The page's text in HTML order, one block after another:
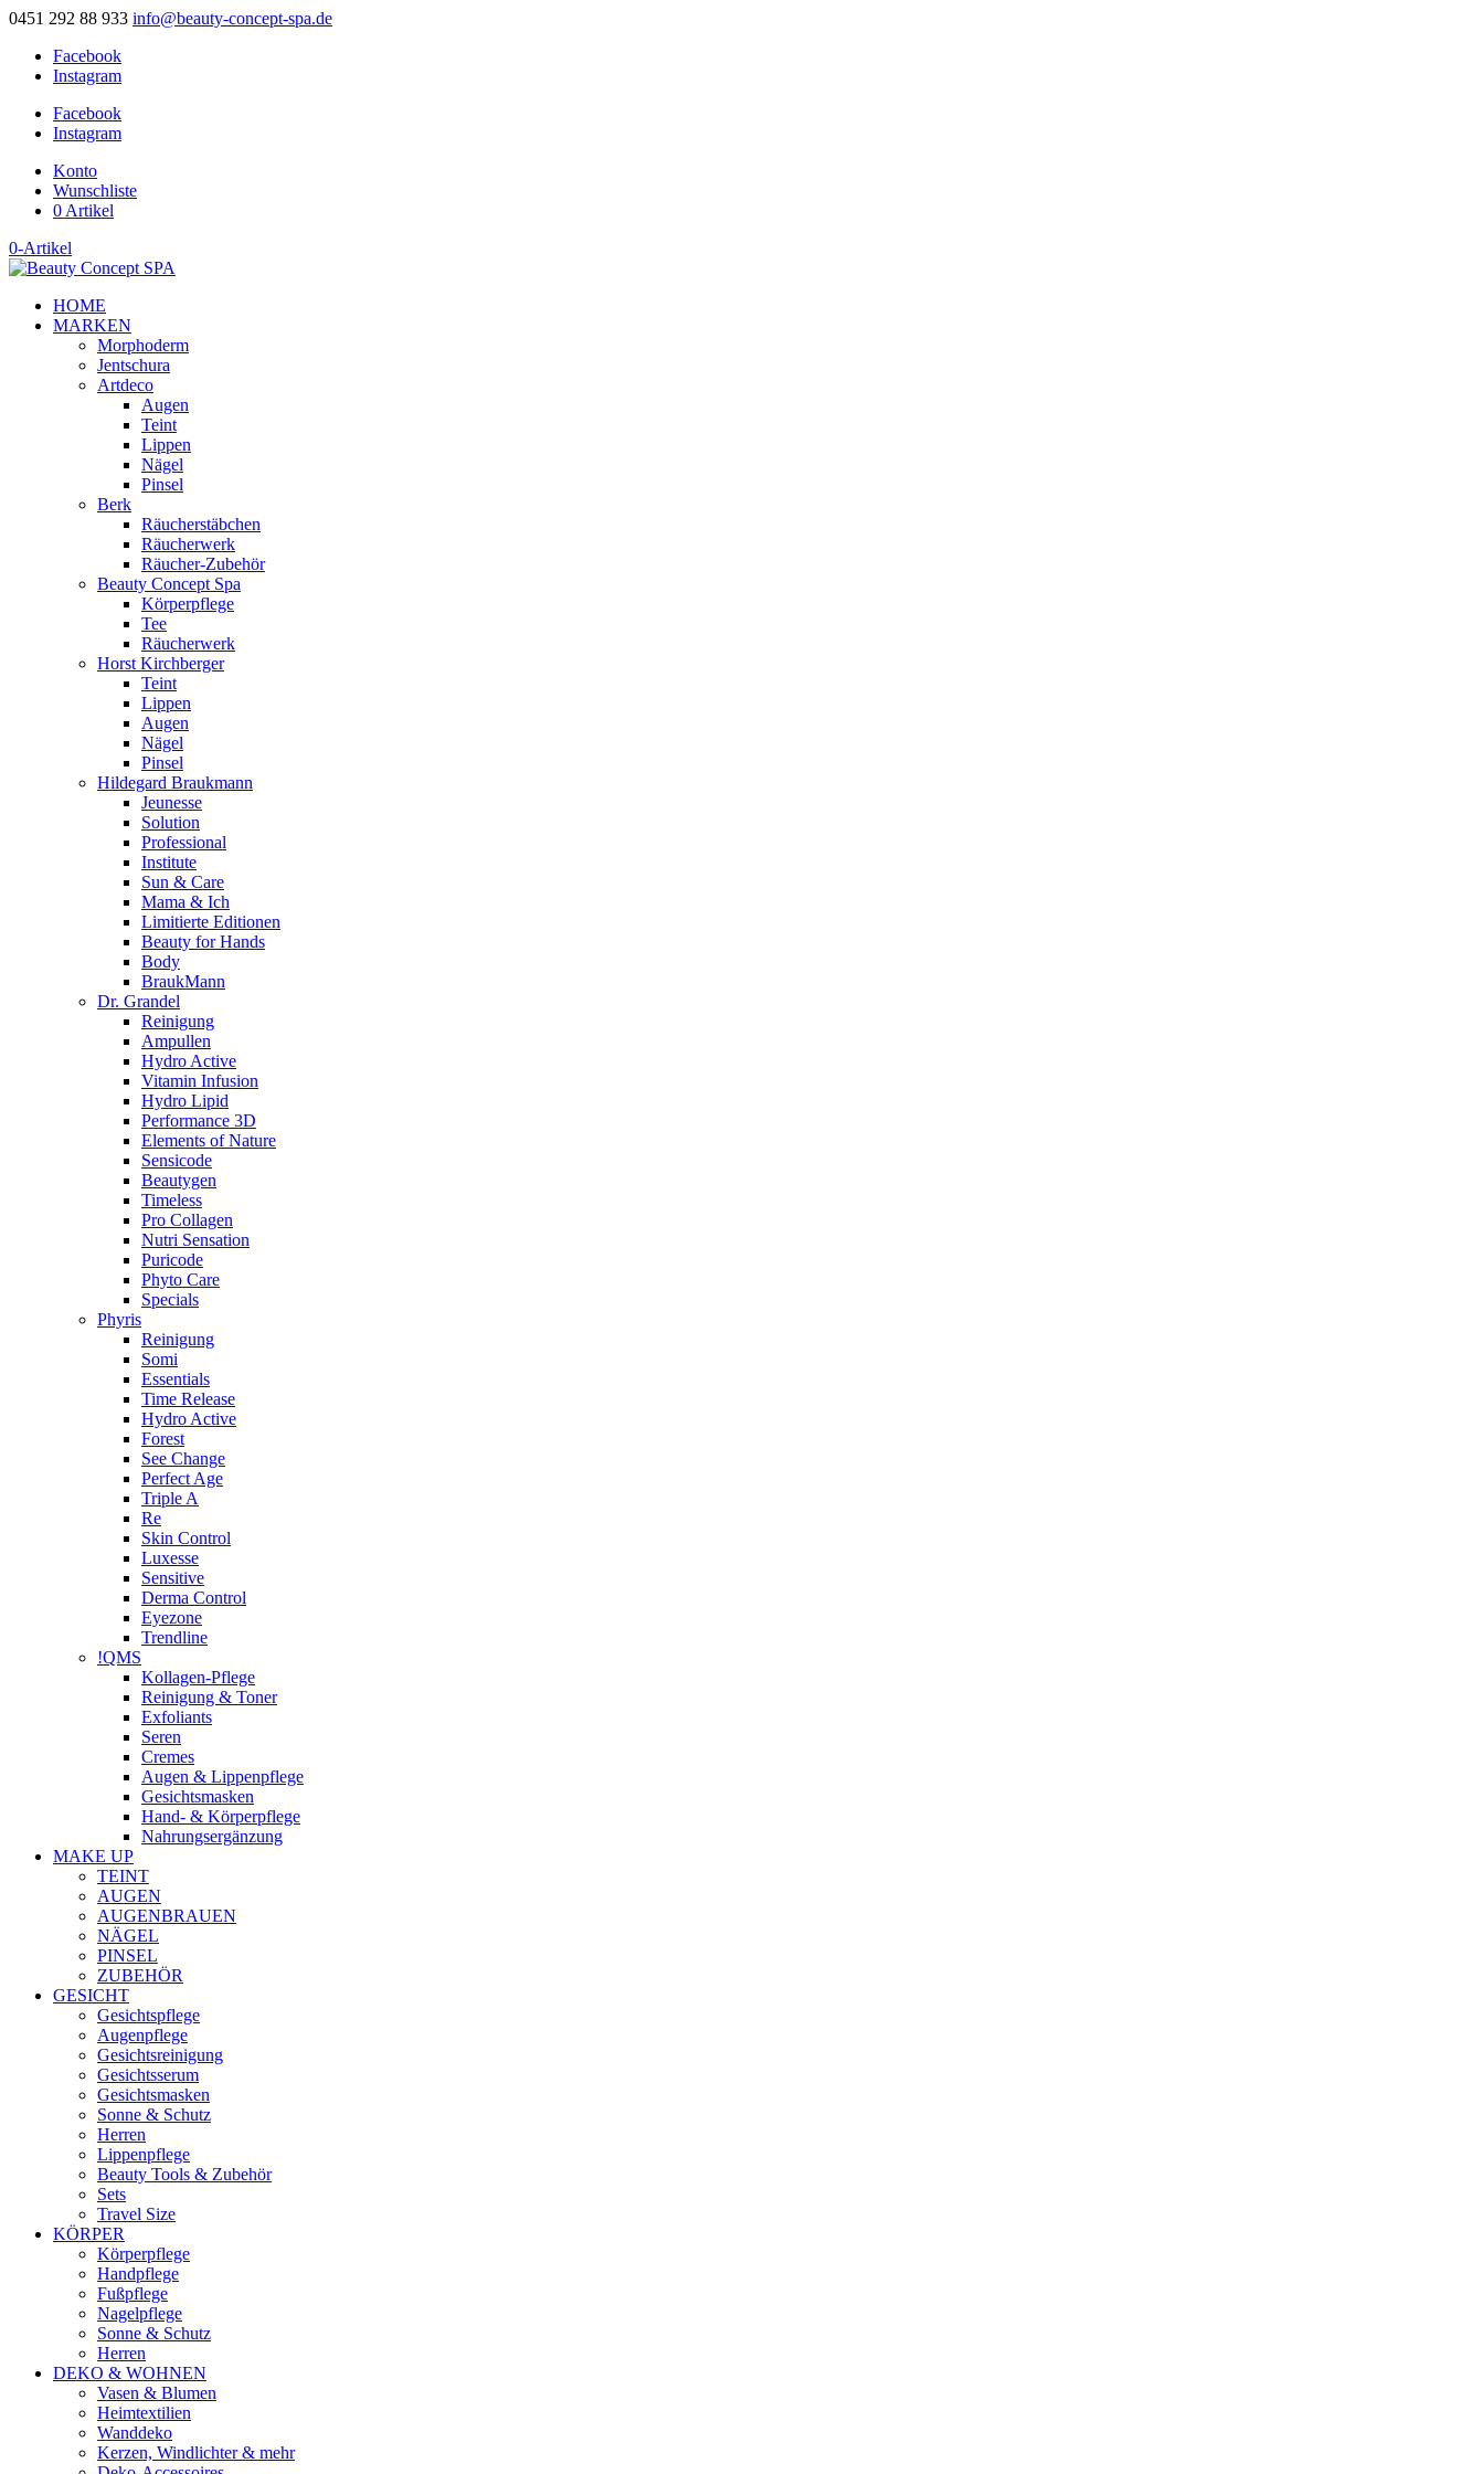
0451 292 88 933 info@beauty-concept-spa.de
Facebook
Instagram
Facebook
Instagram
Konto
Wunschliste
0 Artikel
0-Artikel
HOME
MARKEN
Morphoderm
Jentschura
Artdeco
Augen
Teint
Lippen
Nägel
Pinsel
Berk
Räucherstäbchen
Räucherwerk
Räucher-Zubehör
Beauty Concept Spa
Körperpflege
Tee
Räucherwerk
Horst Kirchberger
Teint
Lippen
Augen
Nägel
Pinsel
Hildegard Braukmann
Jeunesse
Solution
Professional
Institute
Sun & Care
Mama & Ich
Limitierte Editionen
Beauty for Hands
Body
BraukMann
Dr. Grandel
Reinigung
Ampullen
Hydro Active
Vitamin Infusion
Hydro Lipid
Performance 3D
Elements of Nature
Sensicode
Beautygen
Timeless
Pro Collagen
Nutri Sensation
Puricode
Phyto Care
Specials
Phyris
Reinigung
Somi
Essentials
Time Release
Hydro Active
Forest
See Change
Perfect Age
Triple A
Re
Skin Control
Luxesse
Sensitive
Derma Control
Eyezone
Trendline
!QMS
Kollagen-Pflege
Reinigung & Toner
Exfoliants
Seren
Cremes
Augen & Lippenpflege
Gesichtsmasken
Hand- & Körperpflege
Nahrungsergänzung
MAKE UP
TEINT
AUGEN
AUGENBRAUEN
NÄGEL
PINSEL
ZUBEHÖR
GESICHT
Gesichtspflege
Augenpflege
Gesichtsreinigung
Gesichtsserum
Gesichtsmasken
Sonne & Schutz
Herren
Lippenpflege
Beauty Tools & Zubehör
Sets
Travel Size
KÖRPER
Körperpflege
Handpflege
Fußpflege
Nagelpflege
Sonne & Schutz
Herren
DEKO & WOHNEN
Vasen & Blumen
Heimtextilien
Wanddeko
Kerzen, Windlichter & mehr